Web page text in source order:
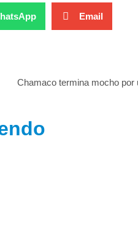
Email
Chamaco termina mocho por